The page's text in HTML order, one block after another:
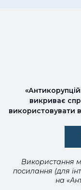
викриває
використовувати
Використання
посилання (для
на